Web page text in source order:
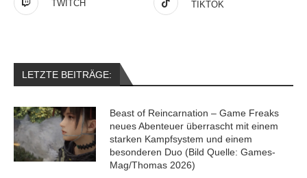
TWITCH TIKTOK
LETZTE BEITRÄGE:
Beast of Reincarnation – Game Freaks
neues Abenteuer überrascht mit einem
starken Kampfsystem und einem
besonderen Duo (Bild Quelle: Games-
Mag/Thomas 2026)